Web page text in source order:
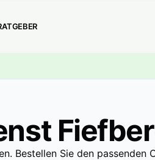
Bestellen Sie den passenden